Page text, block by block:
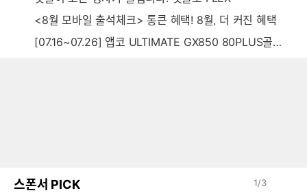
<8월 모바일 출석체크> 통큰 혜택! 8월, 더 커진 혜택
[07.16~07.26] 앱코 ULTIMATE GX850 80PLUS골드 풀모듈러 ATX3.0 블랙
스폰서 PICK 1/3